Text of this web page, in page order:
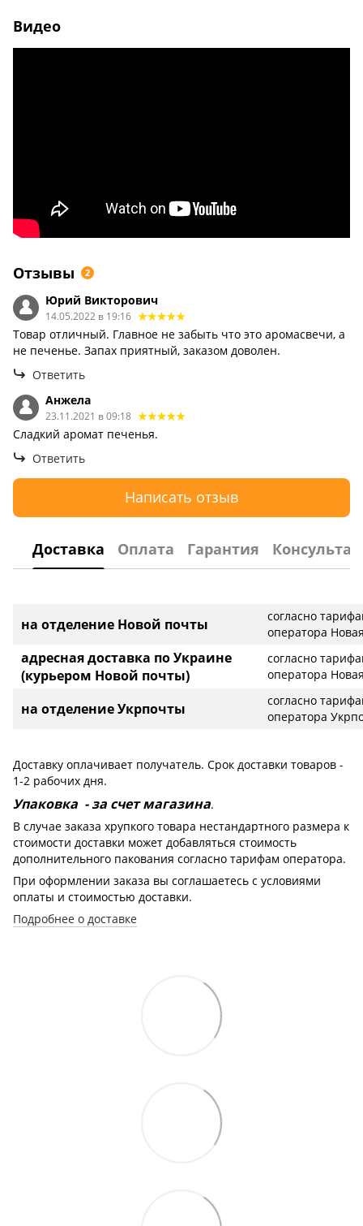
Видео
Отзывы 2
Юрий Викторович
14.05.2022 в 19:16
Товар отличный. Главное не забыть что это аромасвечи, а
не печенье. Запах приятный, заказом доволен.
Ответить
Анжела
23.11.2021 в 09:18
Сладкий аромат печенья.
Ответить
Написать отзыв
Доставка Оплата Гарантия
на отделение Новой почты
согласно
оператора
адресная доставка по Украине
(курьером Новой почты)
согласно
оператора
на отделение Укрпочты
согласно
оператора
Доставку оплачивает получатель. Срок доставки товаров -
1-2 рабочих дня.
Упаковка - за счет магазина.
В случае заказа хрупкого товара нестандартного размера к
стоимости доставки может добавляться стоимость
дополнительного пакования согласно тарифам оператора.
При оформлении заказа вы соглашаетесь с условиями
оплаты и стоимостью доставки.
Подробнее о доставке